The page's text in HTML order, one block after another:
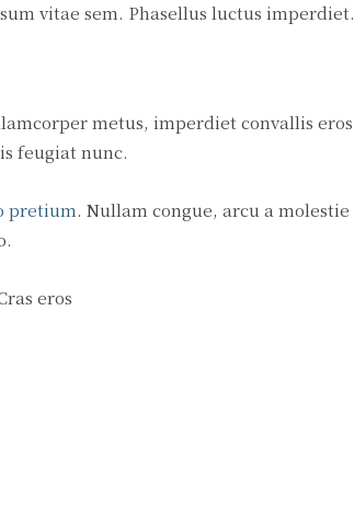
vitae sem. Phasellus luctus imperdiet.
metus, imperdiet convallis eros
feugiat nunc.
pretium. Nullam congue, arcu a molestie
eros